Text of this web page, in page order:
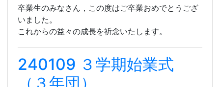
写真撮影や卒業アルバムに一筆添えるなど，高校生
最後のひと時を
かみしめているようでした。
いました。
これからの益々の成長を祈念いたします。